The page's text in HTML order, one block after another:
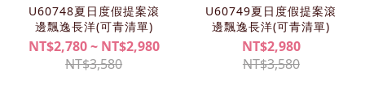
U60748夏日度假提案滾
邊飄逸長洋(可青清單)
NT$2,780 ~ NT$2,980
NT$3,580
U60749夏日度假提案滾
邊飄逸長洋(可青清單)
NT$2,980
NT$3,580